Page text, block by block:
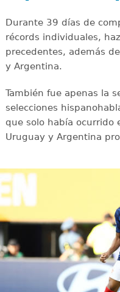
Durante 39 días de
récords individuales,
precedentes, además
y Argentina.
También fue apenas la
selecciones
que solo había ocurrido
Uruguay y Argentina